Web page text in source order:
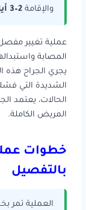
والإقامة 2–3 أيام
عملية تغيير مفصل
المصابة
يجري الجراح هذه
الشديدة التي
الحالات، يعتمد
المريض الكاملة.
خطوات
بالتفصيل